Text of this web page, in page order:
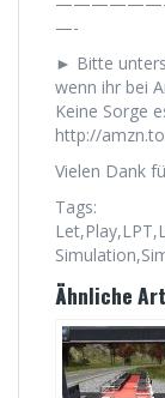
—-
► Bitte
wenn ihr bei
Keine Sorge
http://
Vielen Dank
Tags:
Ähnliche